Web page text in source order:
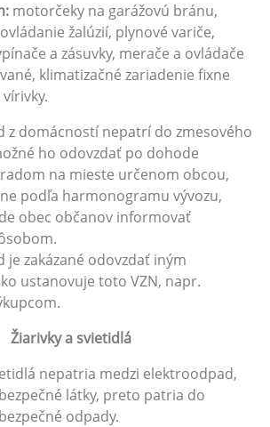
motorčeky na garážovú bránu,
žalúzií, plynové variče,
a zásuvky, merače a ovládače
klimatizačné zariadenie fixne
z domácností nepatrí do zmesového
ho odovzdať po dohode
na mieste určenom obcou,
podľa harmonogramu vývozu,
obec občanov informovať
je zakázané odovzdať iným
ustanovuje toto VZN, napr.
Žiarivky a svietidlá
nepatria medzi elektroodpad,
látky, preto patria do
odpady.